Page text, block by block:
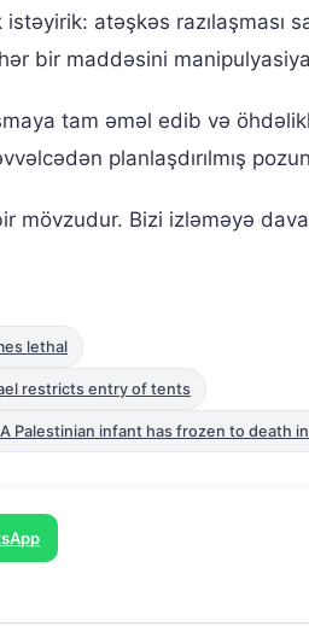
atəşkəs razılaşması
bir maddəsini
tam əməl edib və
planlaşdırılmış
mövzudur. Bizi izləməyə
lethal
restricts entry of tents
Palestinian infant has frozen to death